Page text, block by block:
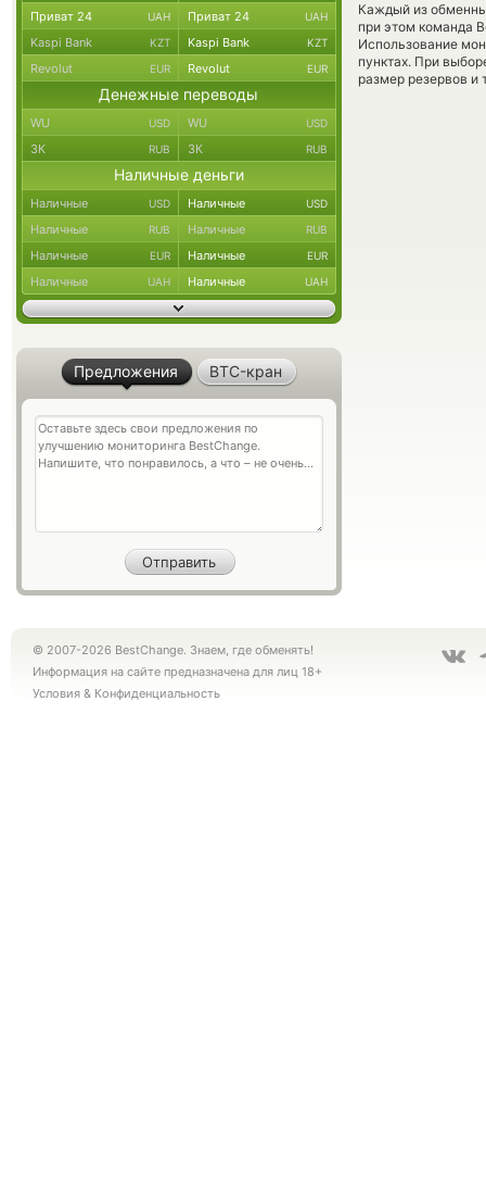
Каждый из
при этом команда
Использование
пунктах. При
размер резервов и
Приват 24 UAH Приват 24 UAH
Kaspi Bank KZT Kaspi Bank KZT
Revolut EUR Revolut EUR
Денежные переводы
WU USD WU USD
ЗК RUB ЗК RUB
Наличные деньги
Наличные USD Наличные USD
Наличные RUB Наличные RUB
Наличные EUR Наличные EUR
Наличные UAH Наличные UAH
Предложения BTC-кран
© 2007-2026 BestChange. Знаем, где обменять!
Информация на сайте предназначена для лиц 18+
Условия & Конфиденциальность